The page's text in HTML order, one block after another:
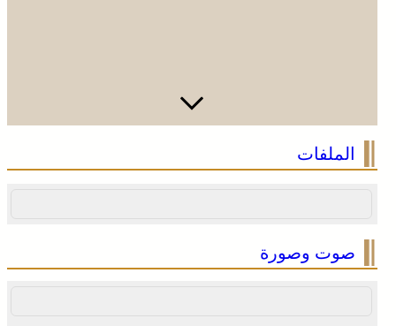
الملفات
صوت وصورة